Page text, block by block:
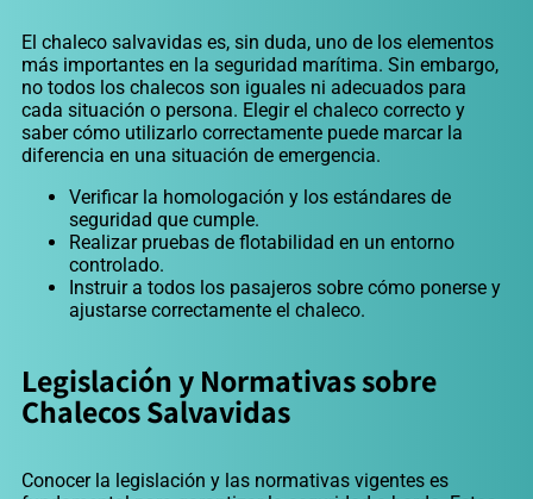
El chaleco salvavidas es, sin duda, uno de los elementos
más importantes en la seguridad marítima. Sin embargo,
no todos los chalecos son iguales ni adecuados para
cada situación o persona. Elegir el chaleco correcto y
saber cómo utilizarlo correctamente puede marcar la
diferencia en una situación de emergencia.
Verificar la homologación y los estándares de
seguridad que cumple.
Realizar pruebas de flotabilidad en un entorno
controlado.
Instruir a todos los pasajeros sobre cómo ponerse y
ajustarse correctamente el chaleco.
Legislación y Normativas sobre
Chalecos Salvavidas
Conocer la legislación y las normativas vigentes es